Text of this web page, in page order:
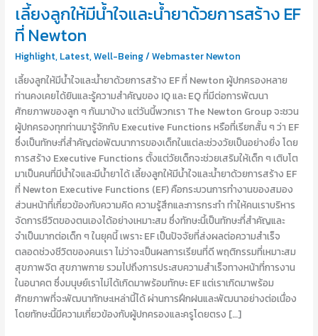
เลี้ยงลูกให้มีน้ำใจและน้ำยาด้วยการสร้าง EF
ที่ Newton
Highlight, Latest,Well-Being/Webmaster Newton
เลี้ยงลูกให้มีน้ำใจและน้ำยาด้วยการสร้าง EF ที่ Newton ผู้ปกครองหลาย
ท่านคงเคยได้ยินและรู้ความสำคัญของ IQ และ EQ ที่มีต่อการพัฒนา
ศักยภาพของลูก ๆ กันมาบ้าง แต่วันนี้พวกเรา The Newton Group จะชวน
ผู้ปกครองทุกท่านมารู้จักกับ Executive Functions หรือที่เรียกสั้น ๆ ว่า EF
ซึ่งเป็นทักษะที่สำคัญต่อพัฒนาการของเด็กในแต่ละช่วงวัยเป็นอย่างยิ่ง โดย
การสร้าง Executive Functions ตั้งแต่วัยเด็กจะช่วยเสริมให้เด็ก ๆ เติบโต
มาเป็นคนที่มีน้ำใจและมีน้ำยาได้ เลี้ยงลูกให้มีน้ำใจและน้ำยาด้วยการสร้าง EF
ที่ Newton Executive Functions (EF) คือกระบวนการทำงานของสมอง
ส่วนหน้าที่เกี่ยวข้องกับความคิด ความรู้สึกและการกระทำ ทำให้คนเราบริหาร
จัดการชีวิตของตนเองได้อย่างเหมาะสม ซึ่งทักษะนี้เป็นทักษะที่สำคัญและ
จำเป็นมากต่อเด็ก ๆ ในยุคนี้ เพราะ EF เป็นปัจจัยที่ส่งผลต่อความสำเร็จ
ตลอดช่วงชีวิตของคนเรา ไม่ว่าจะเป็นผลการเรียนที่ดี พฤติกรรมที่เหมาะสม
สุขภาพจิต สุขภาพกาย รวมไปถึงการประสบความสำเร็จทางหน้าที่การงาน
ในอนาคต ซึ่งมนุษย์เราไม่ได้เกิดมาพร้อมทักษะ EF แต่เราเกิดมาพร้อม
ศักยภาพที่จะพัฒนาทักษะเหล่านี้ได้ ผ่านการฝึกฝนและพัฒนาอย่างต่อเนื่อง
โดยทักษะนี้มีความเกี่ยวข้องกับผู้ปกครองและครูโดยตรง […]
ให้
มี
น้ำใจ
และ
น้ำยา
ด้วย
การ
สร้าง
EF
Newton